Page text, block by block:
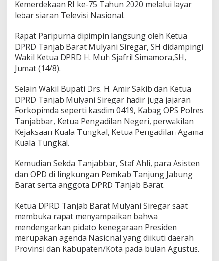
Kemerdekaan RI ke-75 Tahun 2020 melalui layar
lebar siaran Televisi Nasional.
Rapat Paripurna dipimpin langsung oleh Ketua
DPRD Tanjab Barat Mulyani Siregar, SH didampingi
Wakil Ketua DPRD H. Muh Sjafril Simamora,SH,
Jumat (14/8).
Selain Wakil Bupati Drs. H. Amir Sakib dan Ketua
DPRD Tanjab Mulyani Siregar hadir juga jajaran
Forkopimda seperti kasdim 0419, Kabag OPS Polres
Tanjabbar, Ketua Pengadilan Negeri, perwakilan
Kejaksaan Kuala Tungkal, Ketua Pengadilan Agama
Kuala Tungkal.
Kemudian Sekda Tanjabbar, Staf Ahli, para Asisten
dan OPD di lingkungan Pemkab Tanjung Jabung
Barat serta anggota DPRD Tanjab Barat.
Ketua DPRD Tanjab Barat Mulyani Siregar saat
membuka rapat menyampaikan bahwa
mendengarkan pidato kenegaraan Presiden
merupakan agenda Nasional yang diikuti daerah
Provinsi dan Kabupaten/Kota pada bulan Agustus.